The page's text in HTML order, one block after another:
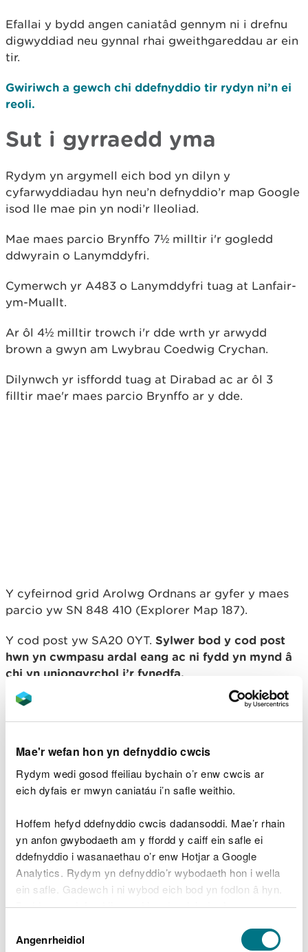
Mae'r wefan hon yn defnyddio cwcis
Rydym wedi gosod ffeiliau bychain o’r enw cwcis ar
eich dyfais er mwyn caniatáu i’n safle weithio.
Hoffem hefyd ddefnyddio cwcis dadansoddi. Mae’r rhain
yn anfon gwybodaeth am y ffordd y caiff ein safle ei
ddefnyddio i wasanaethau o’r enw Hotjar a Google
Analytics. Rydym yn defnyddio’r wybodaeth hon i wella
ein safle. Gadewch i ni wybod eich bod yn fodlon â hyn.
Byddwn yn defnyddio cwci i gadw eich dewis.
Gellirdarllen mwy am ein cwcis cyn i chi ddewis.
Caniatâd
Angenrheidiol
Efallai y bydd angen caniatâd gennym ni i drefnu
digwyddiad neu gynnal rhai gweithgareddau ar ein
tir.
Gwiriwch a gewch chi ddefnyddio tir rydyn ni’n ei
reoli.
Sut i gyrraedd yma
Rydym yn argymell eich bod yn dilyn y
cyfarwyddiadau hyn neu’n defnyddio’r map Google
isod lle mae pin yn nodi’r lleoliad.
Mae maes parcio Brynffo 7½ milltir i'r gogledd
ddwyrain o Lanymddyfri.
Cymerwch yr A483 o Lanymddyfri tuag at Lanfair-
ym-Muallt.
Ar ôl 4½ milltir trowch i'r dde wrth yr arwydd
brown a gwyn am Lwybrau Coedwig Crychan.
Dilynwch yr isffordd tuag at Dirabad ac ar ôl 3
filltir mae'r maes parcio Brynffo ar y dde.
Y cyfeirnod grid Arolwg Ordnans ar gyfer y maes
parcio yw SN 848 410 (Explorer Map 187).
Y cod post yw SA20 0YT. Sylwer bod y cod post
hwn yn cwmpasu ardal eang ac ni fydd yn mynd â
chi yn uniongyrchol i’r fynedfa.
Edrychwch ar y lle hwn ar wefan What3Words.
Er mwyn cael manylion ynghylch cludiant
Parcio
Mae’r maes parcio yn rhad ac am ddim.
Ni chaniateir parcio dros nos.
Manylion cyswllt